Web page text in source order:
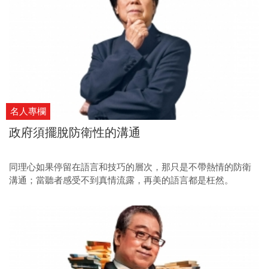
名人專欄
政府須擺脫防衛性的溝通
同理心如果停留在語言和技巧的層次，那只是不帶熱情的防衛
溝通；當聽者感受不到真情流露，再美的語言都是枉然。